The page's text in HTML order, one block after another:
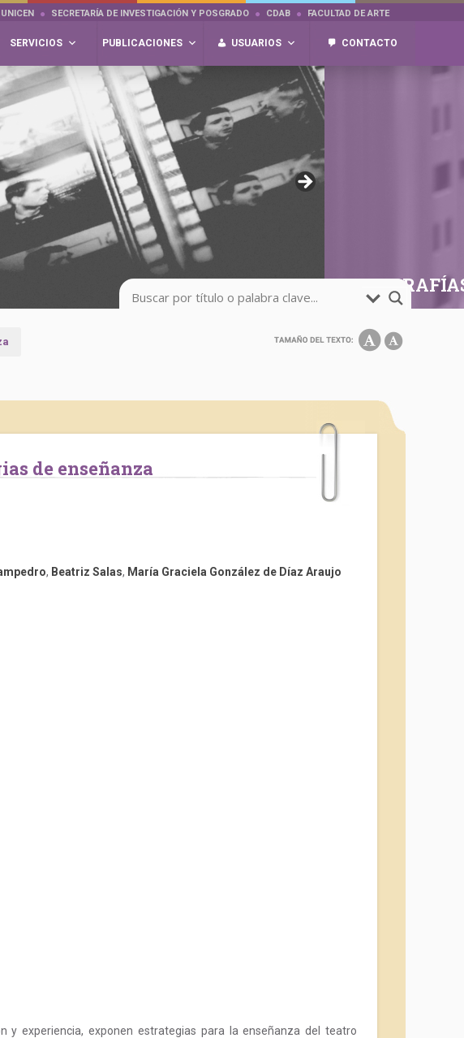
UNICEN SECRETARÍA DE INVESTIGACIÓN Y POSGRADO CDAB FACULTAD DE ARTE
SERVICIOS PUBLICACIONES USUARIOS CONTACTO
de enseñanza
, Beatriz Salas, María Graciela González de Díaz Araujo
y experiencia, exponen estrategias para la enseñanza del teatro